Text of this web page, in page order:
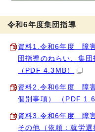
令和6年度集団指導
資料1.令和6年度 障
団指導のねらい、集団
（PDF 4.3MB）
資料2.令和6年度 障
個別事項） （PDF
資料3.令和6年度 障
その他（依頼：就労